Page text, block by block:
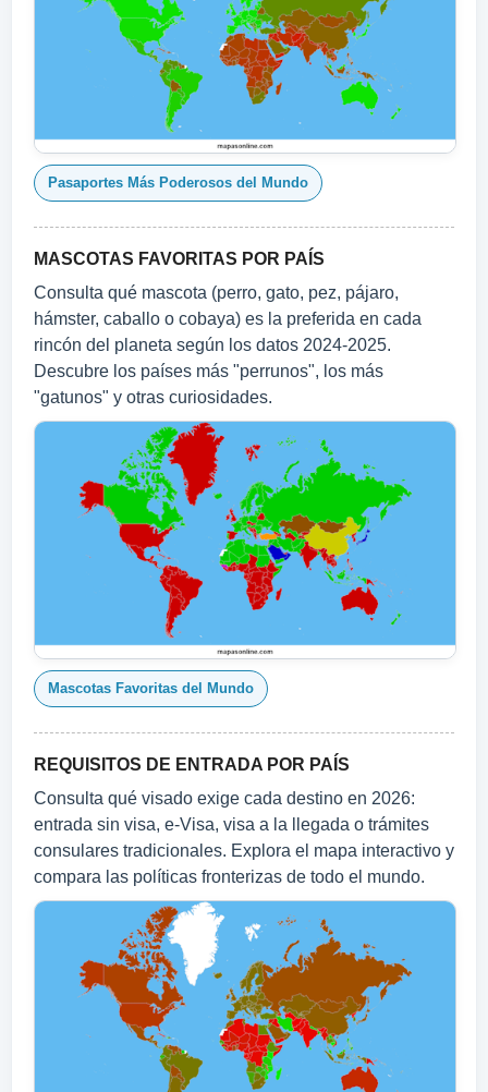
Pasaportes Más Poderosos del Mundo
MASCOTAS FAVORITAS POR PAÍS
Consulta qué mascota (perro, gato, pez, pájaro,
hámster, caballo o cobaya) es la preferida en cada
rincón del planeta según los datos 2024‑2025.
Descubre los países más "perrunos", los más
"gatunos" y otras curiosidades.
Mascotas Favoritas del Mundo
REQUISITOS DE ENTRADA POR PAÍS
Consulta qué visado exige cada destino en 2026:
entrada sin visa, e-Visa, visa a la llegada o trámites
consulares tradicionales. Explora el mapa interactivo y
compara las políticas fronterizas de todo el mundo.